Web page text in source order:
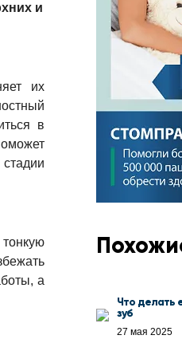
и
их
в
а
Что делать
зуб
27 мая 2025